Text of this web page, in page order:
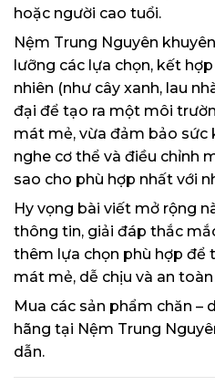
hoặc người cao tuổi.
Nệm Trung Nguyên
lưỡng các lựa chọn, kết
nhiên (như cây xanh, lau
đại để tạo ra một môi
mát mẻ, vừa đảm bảo sức
nghe cơ thể và điều chỉnh
sao cho phù hợp nhất với
Hy vọng bài viết mở rộng
thông tin, giải đáp thắc
thêm lựa chọn phù hợp để
mát mẻ, dễ chịu và an
Mua các sản phẩm chăn –
hãng tại Nệm Trung
dẫn.